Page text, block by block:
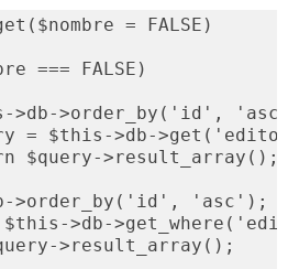
= FALSE)
=== FALSE)
>db->order_by('id',
= $this->db-
$query->result_array();
>order_by('id', 'asc');
>db-
>result_array();